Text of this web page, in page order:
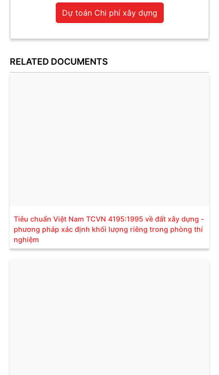
Dự toán Chi phí xây dựng
RELATED DOCUMENTS
Tiêu chuẩn Việt Nam TCVN 4195:1995 về đất xây dựng -
phương pháp xác định khối lượng riêng trong phòng thí
nghiệm